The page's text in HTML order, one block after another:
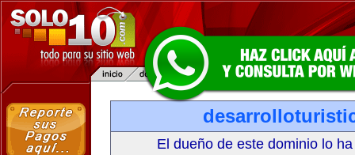
El dueño de este dominio lo